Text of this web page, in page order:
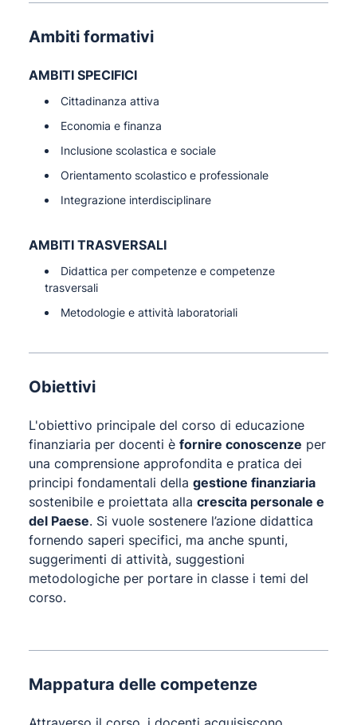
Ambiti formativi
AMBITI SPECIFICI
Cittadinanza attiva
Economia e finanza
Inclusione scolastica e sociale
Orientamento scolastico e professionale
Integrazione interdisciplinare
AMBITI TRASVERSALI
Didattica per competenze e competenze
trasversali
Metodologie e attività laboratoriali
Obiettivi
L'obiettivo principale del corso di educazione
finanziaria per docenti è fornire conoscenze per
una comprensione approfondita e pratica dei
principi fondamentali della gestione finanziaria
sostenibile e proiettata alla crescita personale e
del Paese. Si vuole sostenere l’azione didattica
fornendo saperi specifici, ma anche spunti,
suggerimenti di attività, suggestioni
metodologiche per portare in classe i temi del
corso.
Mappatura delle competenze